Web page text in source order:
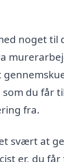
noget til
du får
fra.
svært at
er, du får